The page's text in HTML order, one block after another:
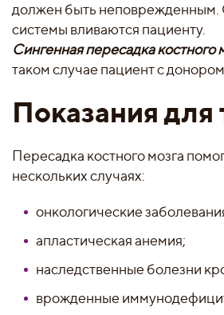
должен быть неповрежденным.
системы вливаются пациенту.
Сингенная пересадка костного
таком случае пациент с
Показания для
Пересадка костного мозга
нескольких случаях:
онкологические
апластическая анемия;
наследственные болезни
врожденные